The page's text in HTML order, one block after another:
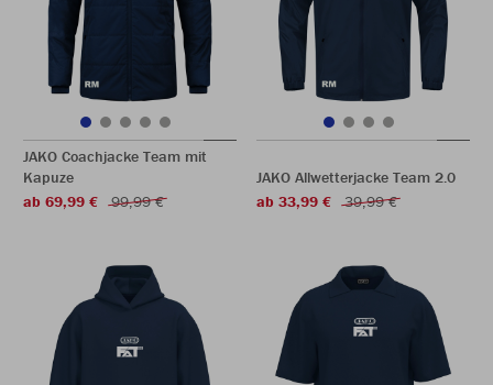
JAKO Coachjacke Team mit
Kapuze
ab 69,99 €
99,99 €
JAKO Allwetterjacke Team 2.0
ab 33,99 €
39,99 €